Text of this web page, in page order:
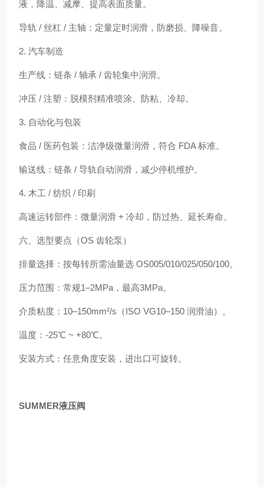
液，降温、减摩、提高表面质量。
导轨 / 丝杠 / 主轴：定量定时润滑，防磨损、降噪音。
2. 汽车制造
生产线：链条 / 轴承 / 齿轮集中润滑。
冲压 / 注塑：脱模剂精准喷涂、防粘、冷却。
3. 自动化与包装
食品 / 医药包装：洁净级微量润滑，符合 FDA 标准。
输送线：链条 / 导轨自动润滑，减少停机维护。
4. 木工 / 纺织 / 印刷
高速运转部件：微量润滑 + 冷却，防过热、延长寿命。
六、选型要点（OS 齿轮泵）
排量选择：按每转所需油量选 OS005/010/025/050/100。
压力范围：常规1–2MPa，最高3MPa。
介质粘度：10–150mm²/s（ISO VG10–150 润滑油）。
温度：‑25℃ ~ +80℃。
安装方式：任意角度安装，进出口可旋转。
SUMMER液压阀